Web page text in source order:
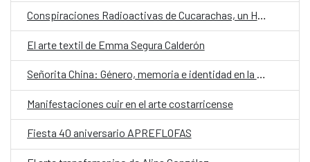
Conspiraciones Radioactivas de Cucarachas, un Hombre Tortuga y la Última Mujer Topo
El arte textil de Emma Segura Calderón
Señorita China: Género, memoria e identidad en la diáspora china costarricense
Manifestaciones cuir en el arte costarricense
Fiesta 40 aniversario APREFLOFAS